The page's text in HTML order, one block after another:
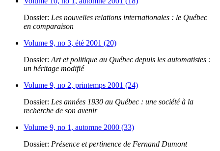
Dossier: Les nouvelles relations internationales : le Québec
en comparaison
Volume 9, no 3, été 2001 (20)
Dossier: Art et politique au Québec depuis les automatistes :
un héritage modifié
Volume 9, no 2, printemps 2001 (24)
Dossier: Les années 1930 au Québec : une société à la
recherche de son avenir
Volume 9, no 1, automne 2000 (33)
Dossier: Présence et pertinence de Fernand Dumont